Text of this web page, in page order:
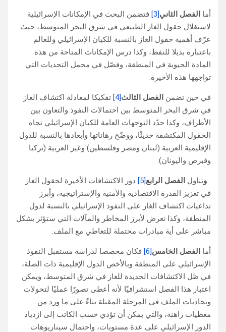
أما الفصل الثاني[3]
فتضمن البحث في الإمكانات الإسرائيلية
لاستغلال حقول الغاز الطبيعي في شرق البحر المتوسط، حيث
عرّف أهمية حقول الغاز بالنسبة للكيان الإسرائيلي وللعالم
باعتباره بديلا للنفط، وكذا درس الإمكانات المتاحة من هذه
المادة الحيوية في المنطقة، وفصّل في مجمل التحديات التي
تواجهها هذه الأخيرة.
في حين تضمن الفصل الثالث[4]
تفكيكا لمعادلة اكتشاف الغاز
في شرق البحر المتوسط بين احتمالات النفوذ والتعاون بين
الأطراف، وكذا حدّد التوجهات العامة للكيان الإسرائيلي تجاه
الحقول المكتشفة حديثًا، ووضّح رهاناتها وأبعادها بالنسبة للدول
الإقليمية العربية (لبنان ومصر وفلسطين) وغير العربية (تركيا
وقبرص واليونان).
وتناول الفصل الرابع[5]
دور الاكتشافات الأخيرة لحقول الغاز
في تعزيز القدرة الاقتصادية والأمنية والإستراتيجية، وأبرز
تداعيات اكتشاف الغاز على النفوذ الإسرائيلي بالنسبة لدول
المنطقة، وكذا تعرض لأبرز المخاطر والمآلات التي ستؤثر بشكل
مباشر على أية مبادرات محتملة للتعاطي مع الملف.
أما الفصل الخامس[6]
فكان مخصصا لدراسة مستقبل النفوذ
الإسرائيلي على المنطقة وبالأخص الدول الإقليمية ذات الصلة،
في ظل الاكتشافات الجديدة للغاز في شرق المتوسط، ويمكن
اعتبار هذا الفصل استشرافيًا لأنه أعطى تصورًا عمليًا لتحولات
وتجاذبات الملف في المرحلة المقبلة بناءً على ما ورد من
معطيات راهنة، والتي يمكن أن تؤدي حسب الكاتب إلى ازدياد
الدور الإسرائيلي على عدة مستويات، واحتمال سيناريوهات